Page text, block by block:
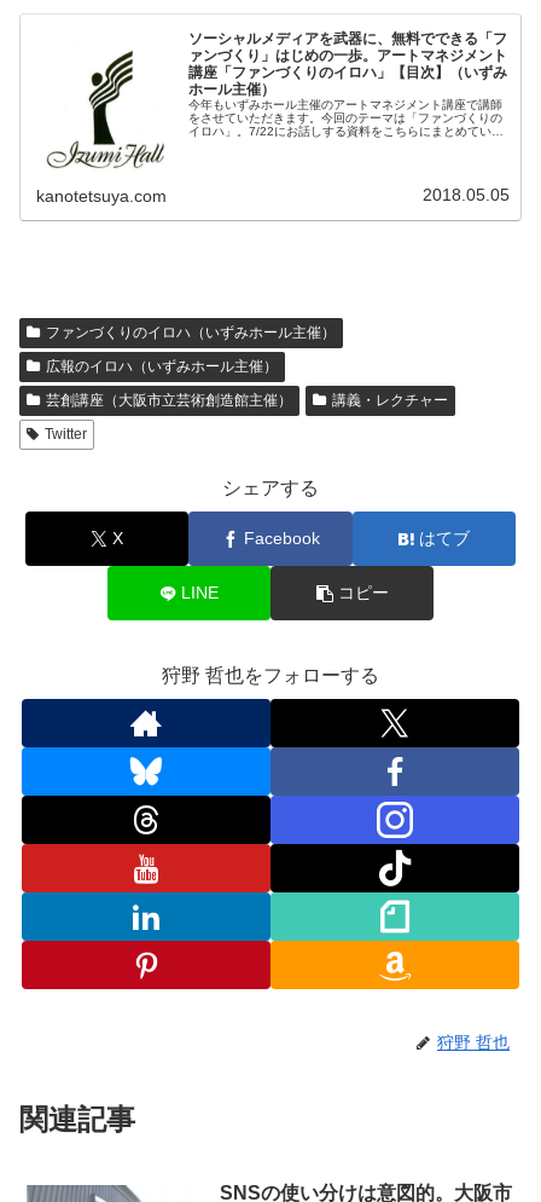
ソーシャルメディアを武器に、無料でできる「フ
ァンづくり」はじめの一歩。アートマネジメント
講座「ファンづくりのイロハ」【目次】（いずみ
ホール主催）
今年もいずみホール主催のアートマネジメント講座で講師
をさせていただきます。今回のテーマは「ファンづくりの
イロハ」。7/22にお話しする資料をこちらにまとめていき
kanotetsuya.com 2018.05.05
ファンづくりのイロハ（いずみホール主催）
広報のイロハ（いずみホール主催）
芸創講座（大阪市立芸術創造館主催）
講義・レクチャー
Twitter
シェアする
X Facebook はてブ
LINE コピー
狩野 哲也をフォローする
狩野 哲也
関連記事
SNSの使い分けは意図的。大阪市